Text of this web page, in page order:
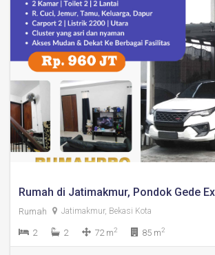
Rumah Jatimakmur, Bekasi Kota
2 2 72 m2 85 m2